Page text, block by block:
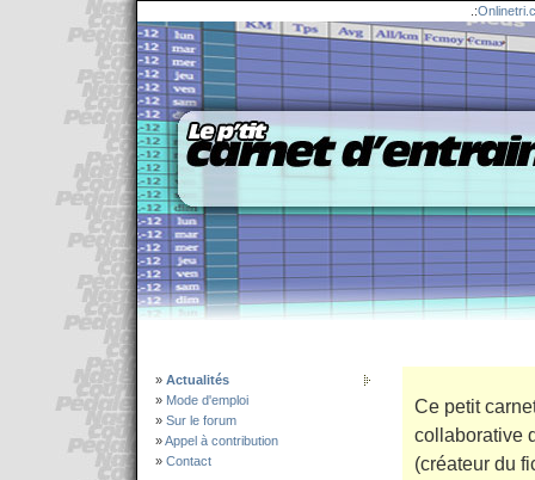
.:
» Actualités
» Mode d'emploi
» Sur le forum
»Appel à contribution
» Contact
Ce petit
collaborative
(créateur du